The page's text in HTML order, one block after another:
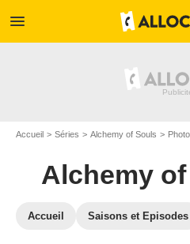
menu
Accueil Séries Alchemy of Souls
Alchemy
Accueil Saisons et Episodes